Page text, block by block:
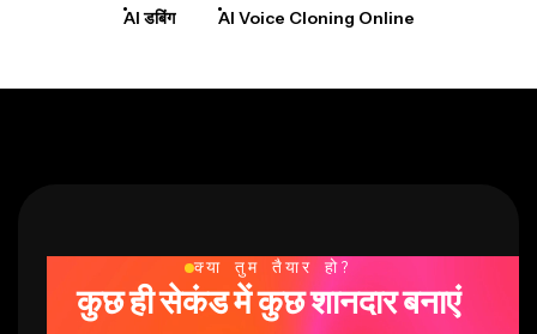
AI डबिंग AI Voice Cloning Online
क्या तुम तैयार हो?
कुछ ही सेकंड में कुछ शानदार बनाएं